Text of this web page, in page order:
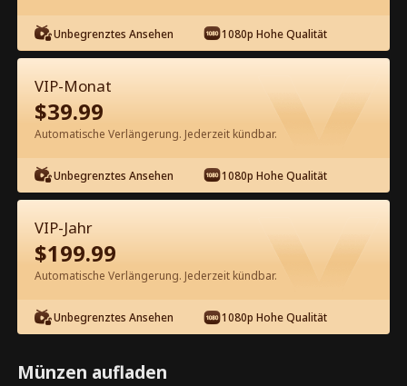
Kostenlos in der App ansehen
Episode 47 - Meine 25-jährige
Traumfrau Kompletter Film
1-50 51-76
46 47 48 49
Unbegrenztes Ansehen 1080p Hohe Qualität
VIP-Monat
$39.99
Automatische Verlängerung. Jederzeit kündbar.
Unbegrenztes Ansehen 1080p Hohe Qualität
VIP-Jahr
$199.99
Automatische Verlängerung. Jederzeit kündbar.
Unbegrenztes Ansehen 1080p Hohe Qualität
Münzen aufladen